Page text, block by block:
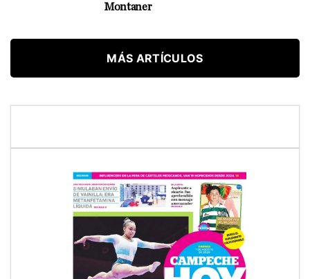
Montaner
MÁS ARTÍCULOS